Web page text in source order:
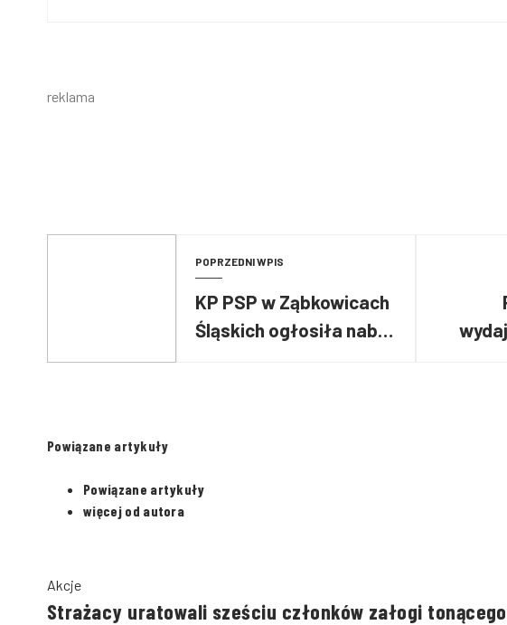
reklama
POPRZEDNI WPIS
KP PSP w Ząbkowicach
Śląskich ogłosiła nabór
Powiązane artykuły
Powiązane artykuły
więcej od autora
Akcje
Strażacy uratowali sześciu członków załogi